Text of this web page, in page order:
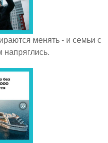
менять - и семьи с